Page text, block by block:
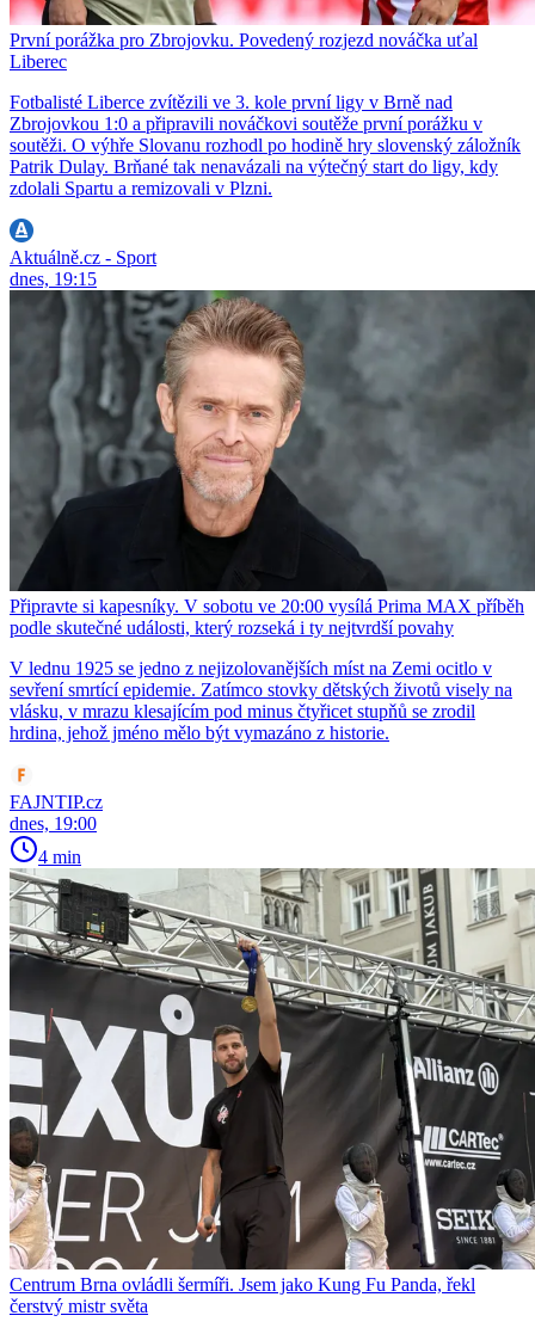
První porážka pro Zbrojovku. Povedený rozjezd nováčka uťal
Liberec
Fotbalisté Liberce zvítězili ve 3. kole první ligy v Brně nad
Zbrojovkou 1:0 a připravili nováčkovi soutěže první porážku v
soutěži. O výhře Slovanu rozhodl po hodině hry slovenský záložník
Patrik Dulay. Brňané tak nenavázali na výtečný start do ligy, kdy
zdolali Spartu a remizovali v Plzni.
Aktuálně.cz - Sport
dnes, 19:15
Připravte si kapesníky. V sobotu ve 20:00 vysílá Prima MAX příběh
podle skutečné události, který rozseká i ty nejtvrdší povahy
V lednu 1925 se jedno z nejizolovanějších míst na Zemi ocitlo v
sevření smrtící epidemie. Zatímco stovky dětských životů visely na
vlásku, v mrazu klesajícím pod minus čtyřicet stupňů se zrodil
hrdina, jehož jméno mělo být vymazáno z historie.
FAJNTIP.cz
dnes, 19:00
4 min
Centrum Brna ovládli šermíři. Jsem jako Kung Fu Panda, řekl
čerstvý mistr světa